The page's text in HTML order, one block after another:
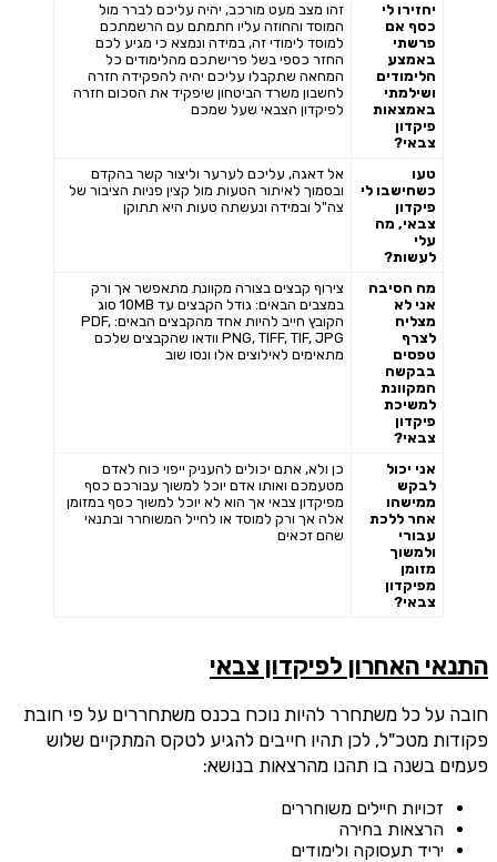
יחזירו לי
כסף אם
פרשתי
באמצע
הלימודים
ושילמתי
באמצאות
פיקדון
צבאי?
זהו מצב מעט מורכב, יהיה עליכם לברר מול
המוסד והחוזה עליו חתמתם עם הרשמתכם
למוסד לימודי זה, במידה ונמצא כי מגיע לכם
החזר כספי בשל פרישתכם מהלימודים כל
המחאה שתקבלו עליכם יהיה להפקידה חזרה
לחשבון משרד הביטחון שיפקיד את הסכום חזרה
לפיקדון הצבאי שעל שמכם
טעו
כשחישבו לי
פיקדון
צבאי, מה
עלי
לעשות?
אל דאגה, עליכם לערער וליצור קשר בהקדם
ובסמוך לאיתור הטעות מול קצין פניות הציבור של
צה"ל ובמידה ונעשתה טעות היא תתוקן
מה הסיבה
אני לא
מצליח
לצרף
טפסים
בבקשה
המקוונת
למשיכת
פיקדון
צבאי?
צירוף קבצים בצורה מקוונת מתאפשר אך ורק
במצבים הבאים: גודל הקבצים עד 10MB סוג
הקובץ חייב להיות אחד מהקבצים הבאים: PDF,
PNG, TIFF, TIF, JPG וודאו שהקבצים שלכם
מתאימים לאילוצים אלו ונסו שוב
אני יכול
לבקש
ממישהו
אחר ללכת
עבורי
ולמשוך
מזומן
מפיקדון
צבאי?
כן ולא, אתם יכולים להעניק ייפוי כוח לאדם
מטעמכם ואותו אדם יוכל למשוך עבורכם כסף
מפיקדון צבאי אך הוא לא יוכל למשוך כסף במזומן
אלה אך ורק למוסד או לחייל המשוחרר ובתנאי
שהם זכאים
התנאי האחרון לפיקדון צבאי
חובה על כל משתחרר להיות נוכח בכנס משתחררים על פי חובת
פקודות מטכ"ל, לכן תהיו חייבים להגיע לטקס המתקיים שלוש
פעמים בשנה בו תהנו מהרצאות בנושא:
זכויות חיילים משוחררים
הרצאות בחירה
יריד תעסוקה ולימודים